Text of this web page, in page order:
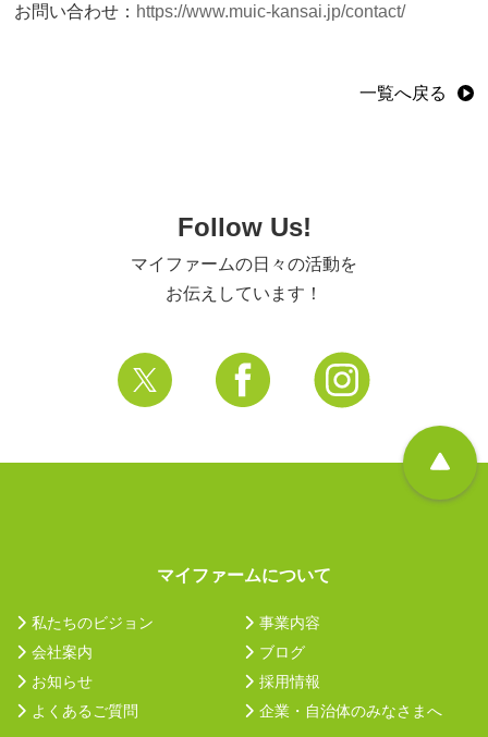
お問い合わせ： https://www.muic-kansai.jp/contact/
一覧へ戻る
Follow Us!
マイファームの日々の活動を
お伝えしています！
マイファームについて
私たちのビジョン
事業内容
会社案内
ブログ
お知らせ
採用情報
よくあるご質問
企業・自治体のみなさまへ